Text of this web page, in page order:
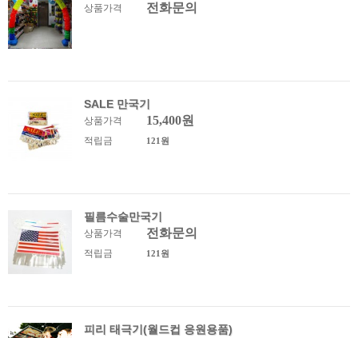
상품가격 전화문의
SALE 만국기
상품가격 15,400원
적립금 121원
필름수술만국기
상품가격 전화문의
적립금 121원
피리 태극기(월드컵 응원용품)